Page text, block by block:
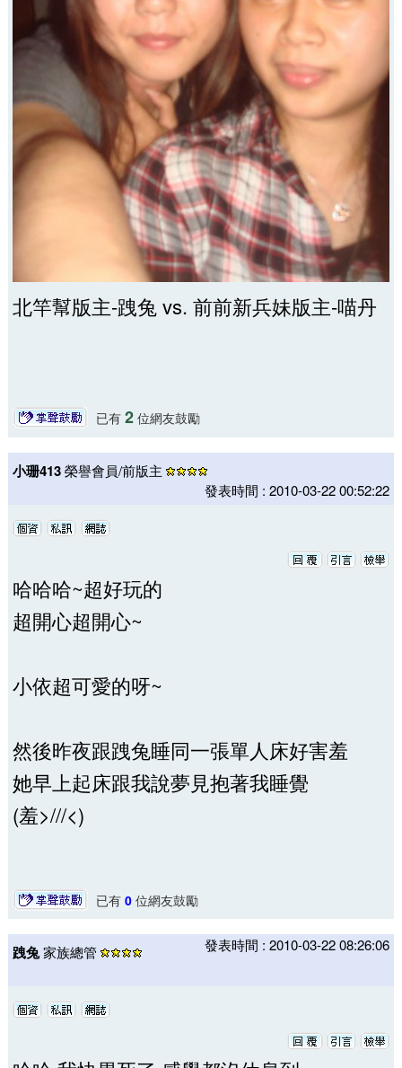
北竿幫版主-跩兔 vs. 前前新兵妹版主-喵丹
已有 2位網友鼓勵
小珊413榮譽會員/前版主
發表時間 : 2010-03-22 00:52:22
哈哈哈~超好玩的
超開心超開心~
小依超可愛的呀~
然後昨夜跟跩兔睡同一張單人床好害羞
她早上起床跟我說夢見抱著我睡覺
(羞>///<)
已有 0位網友鼓勵
跩兔家族總管 發表時間 : 2010-03-22 08:26:06